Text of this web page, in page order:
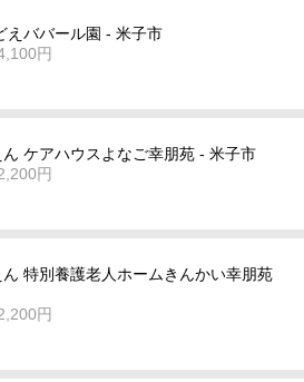
えババール園 - 米子市
円
ケアハウスよなご幸朋苑 - 米子市
円
特別養護老人ホームきんかい幸朋苑
円